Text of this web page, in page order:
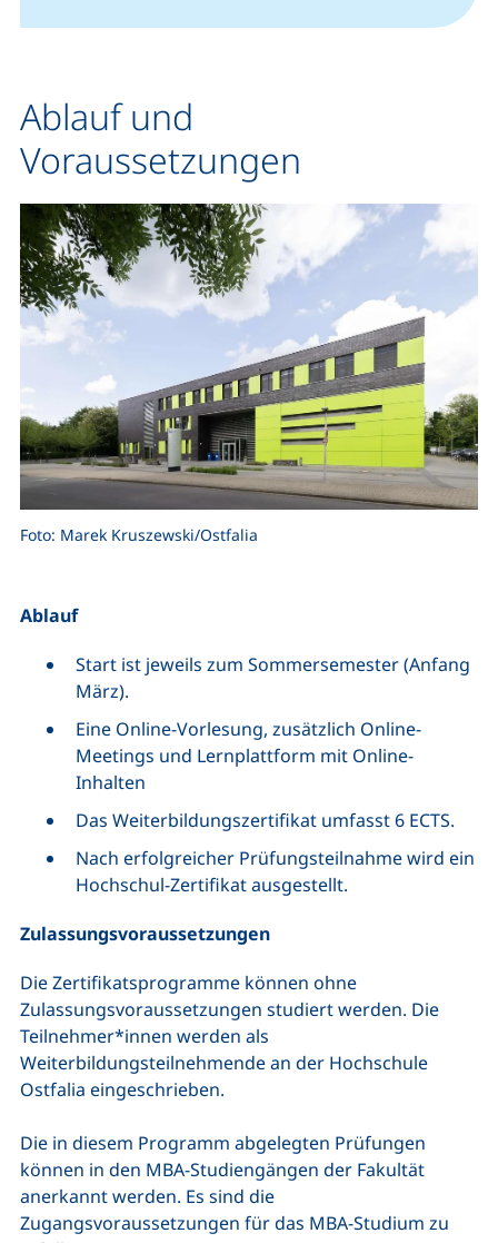
Ablauf und
Voraussetzungen
Foto: Marek Kruszewski/Ostfalia
Ablauf
Start ist jeweils zum Sommersemester (Anfang
März).
Eine Online-Vorlesung, zusätzlich Online-
Meetings und Lernplattform mit Online-
Inhalten
Das Weiterbildungszertifikat umfasst 6 ECTS.
Nach erfolgreicher Prüfungsteilnahme wird ein
Hochschul-Zertifikat ausgestellt.
Zulassungsvoraussetzungen
Die Zertifikatsprogramme können ohne
Zulassungsvoraussetzungen studiert werden. Die
Teilnehmer*innen werden als
Weiterbildungsteilnehmende an der Hochschule
Ostfalia eingeschrieben.
Die in diesem Programm abgelegten Prüfungen
können in den MBA-Studiengängen der Fakultät
anerkannt werden. Es sind die
Zugangsvoraussetzungen für das MBA-Studium zu